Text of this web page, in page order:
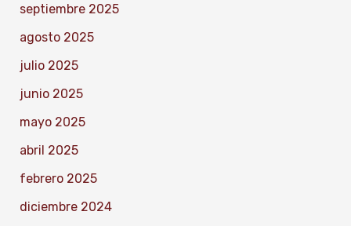
septiembre 2025
agosto 2025
julio 2025
junio 2025
mayo 2025
abril 2025
febrero 2025
diciembre 2024